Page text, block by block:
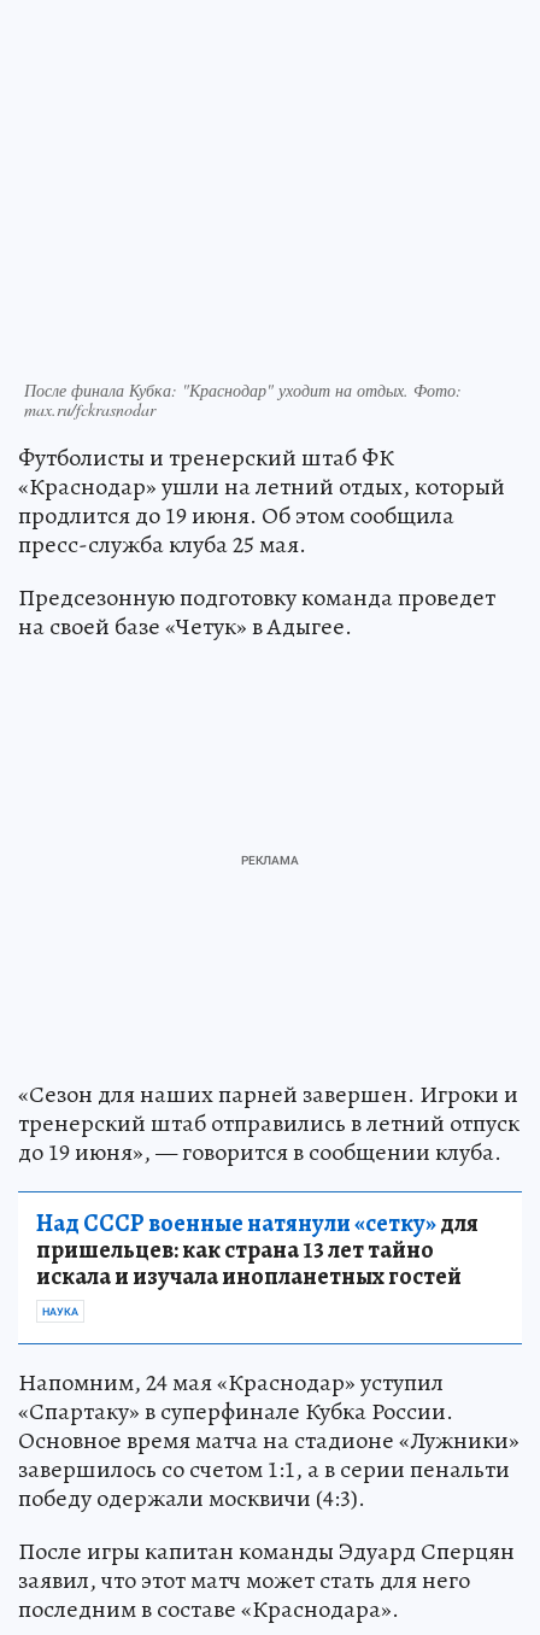
После финала Кубка: "Краснодар" уходит на отдых. Фото:
max.ru/fckrasnodar
Футболисты и тренерский штаб ФК
«Краснодар» ушли на летний отдых, который
продлится до 19 июня. Об этом сообщила
пресс-служба клуба 25 мая.
Предсезонную подготовку команда проведет
на своей базе «Четук» в Адыгее.
«Сезон для наших парней завершен. Игроки и
тренерский штаб отправились в летний отпуск
до 19 июня», — говорится в сообщении клуба.
Над СССР военные натянули «сетку»для
пришельцев: как страна 13 лет тайно
искала и изучала инопланетных гостей
НАУКА
Напомним, 24 мая «Краснодар» уступил
«Спартаку» в суперфинале Кубка России.
Основное время матча на стадионе «Лужники»
завершилось со счетом 1:1, а в серии пенальти
победу одержали москвичи (4:3).
После игры капитан команды Эдуард Сперцян
заявил, что этот матч может стать для него
последним в составе «Краснодара».